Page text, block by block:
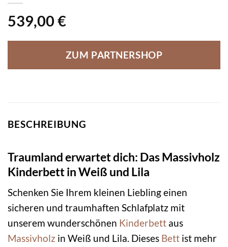
539,00 €
ZUM PARTNERSHOP
BESCHREIBUNG
Traumland erwartet dich: Das Massivholz
Kinderbett in Weiß und Lila
Schenken Sie Ihrem kleinen Liebling einen
sicheren und traumhaften Schlafplatz mit
unserem wunderschönen Kinderbett aus
Massivholz in Weiß und Lila. Dieses Bett ist mehr